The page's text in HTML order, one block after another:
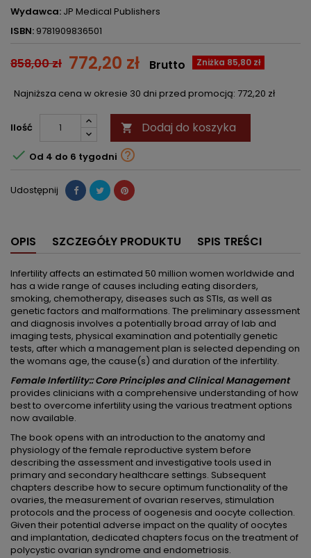
Wydawca: JP Medical Publishers
ISBN: 9781909836501
858,00 zł 772,20 zł Zniżka 85,80 zł
Brutto
Najniższa cena w okresie 30 dni przed promocją: 772,20 zł
Ilość  Dodaj do koszyka
 Od 4 do 6 tygodni 
Udostępnij
OPIS SZCZEGÓŁY PRODUKTU SPIS TREŚCI
Infertility affects an estimated 50 million women worldwide and
has a wide range of causes including eating disorders,
smoking, chemotherapy, diseases such as STIs, as well as
genetic factors and malformations. The preliminary assessment
and diagnosis involves a potentially broad array of lab and
imaging tests, physical examination and potentially genetic
tests, after which a management plan is selected depending on
the womans age, the cause(s) and duration of the infertility.
Female Infertility:: Core Principles and Clinical Management
provides clinicians with a comprehensive understanding of how
best to overcome infertility using the various treatment options
now available.
The book opens with an introduction to the anatomy and
physiology of the female reproductive system before
describing the assessment and investigative tools used in
primary and secondary healthcare settings. Subsequent
chapters describe how to secure optimum functionality of the
ovaries, the measurement of ovarian reserves, stimulation
protocols and the process of oogenesis and oocyte collection.
Given their potential adverse impact on the quality of oocytes
and implantation, dedicated chapters focus on the treatment of
polycystic ovarian syndrome and endometriosis.